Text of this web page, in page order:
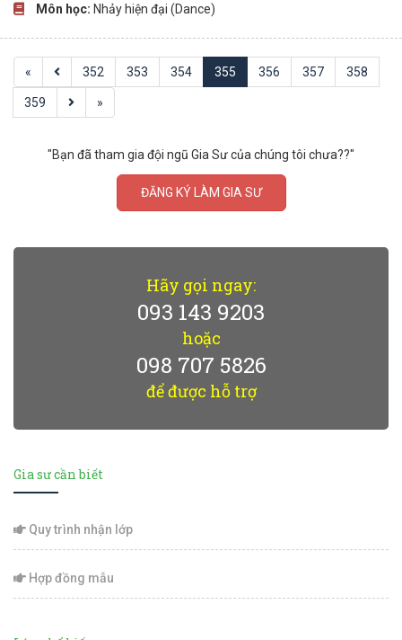
Môn học: Nhảy hiện đại (Dance)
« 352 353 354 355 356 357 358
359 »
"Bạn đã tham gia đội ngũ Gia Sư của chúng tôi chưa??"
ĐĂNG KÝ LÀM GIA SƯ
Hãy gọi ngay:
093 143 9203
hoặc
098 707 5826
để được hỗ trợ
Gia sư cần biết
Quy trình nhận lớp
Hợp đồng mẫu